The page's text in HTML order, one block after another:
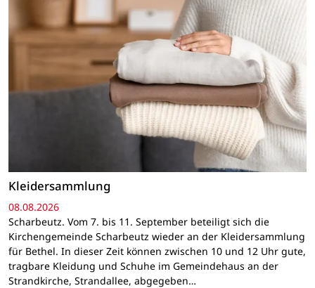
Kleidersammlung
08.08.2026
Scharbeutz. Vom 7. bis 11. September beteiligt sich die
Kirchengemeinde Scharbeutz wieder an der Kleidersammlung
für Bethel. In dieser Zeit können zwischen 10 und 12 Uhr gute,
tragbare Kleidung und Schuhe im Gemeindehaus an der
Strandkirche, Strandallee, abgegeben…